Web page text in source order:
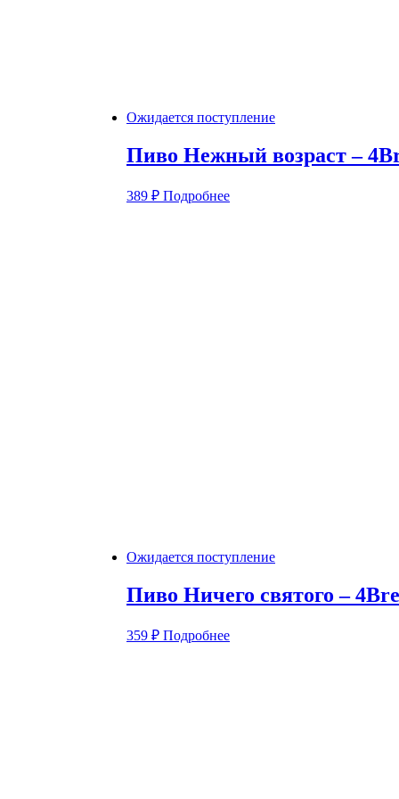
Ожидается поступление
Пиво Нежный возраст –
389 ₽ Подробнее
Ожидается поступление
Пиво Ничего святого –
359 ₽ Подробнее